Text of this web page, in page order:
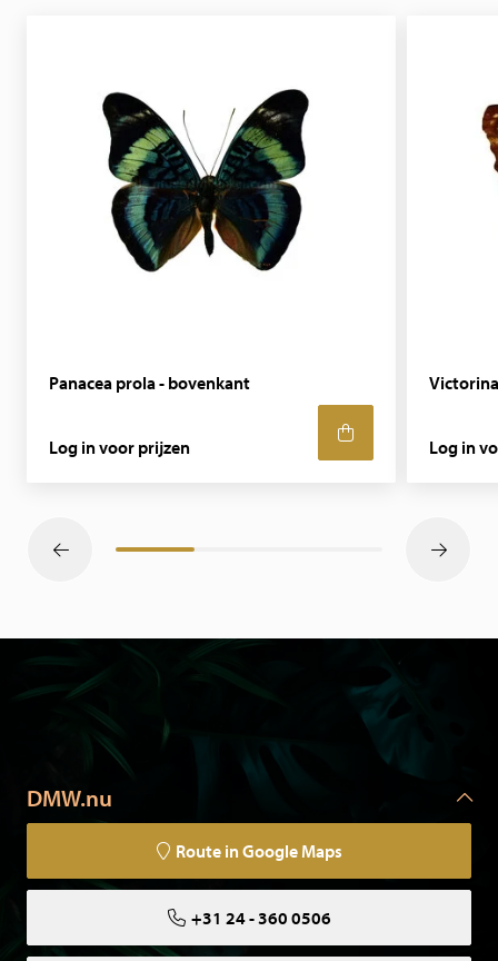
Panacea prola - bovenkant
Log in voor prijzen Log in
DMW.nu
Route in Google Maps
+31 24 - 360 0506